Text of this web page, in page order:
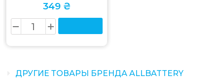
349 ₴
ДРУГИЕ ТОВАРЫ БРЕНДА ALLBATTERY